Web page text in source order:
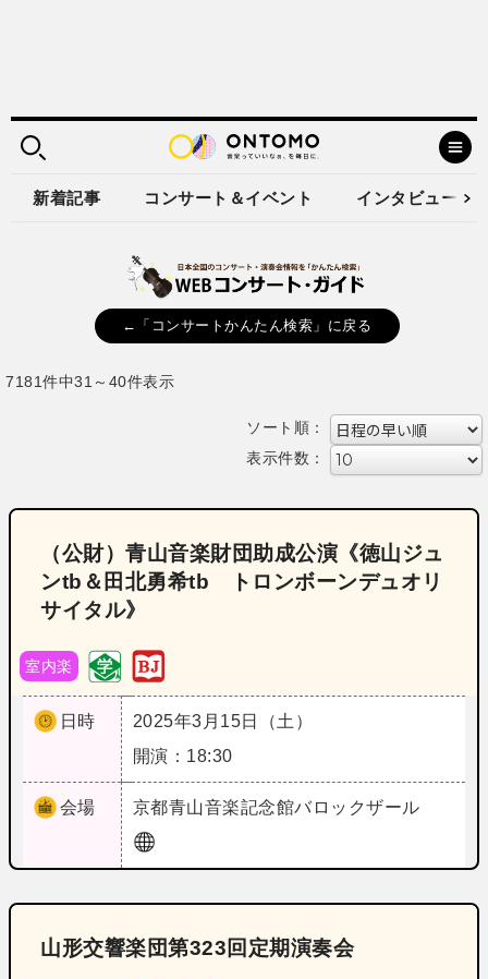
新着記事 コンサート＆イベント インタビュー
←「コンサートかんたん検索」に戻る
7181件中31～40件表示
ソート順：
表示件数：
（公財）青山音楽財団助成公演《徳山ジュ
ンtb＆田北勇希tb トロンボーンデュオリ
サイタル》
室内楽
日時
2025年3月15日（土）
開演：18:30
会場 京都青山音楽記念館バロックザール
山形交響楽団第323回定期演奏会